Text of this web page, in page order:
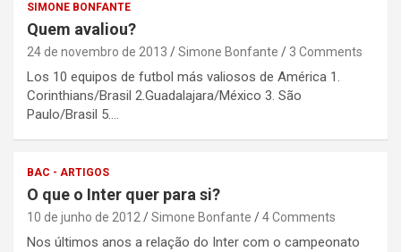
SIMONE BONFANTE
Quem avaliou?
24 de novembro de 2013 Simone Bonfante 3 Comments
Los 10 equipos de futbol más valiosos de América 1.
Corinthians/Brasil 2.Guadalajara/México 3. São
Paulo/Brasil 5.…
BAC - ARTIGOS
O que o Inter quer para si?
10 de junho de 2012 Simone Bonfante 4 Comments
Nos últimos anos a relação do Inter com o campeonato